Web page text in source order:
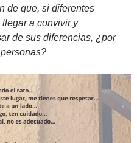
de que, si diferentes
a convivir y
de sus diferencias, ¿por